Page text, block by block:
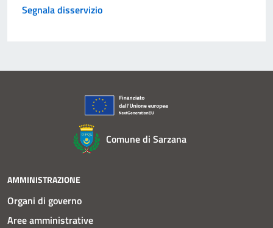
Segnala disservizio
Comune di Sarzana
AMMINISTRAZIONE
Organi di governo
Aree amministrative